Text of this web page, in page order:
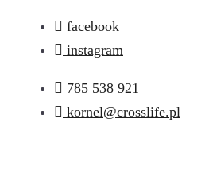
Przejdź
facebook
instagram
785 538 921
kornel@crosslife.pl